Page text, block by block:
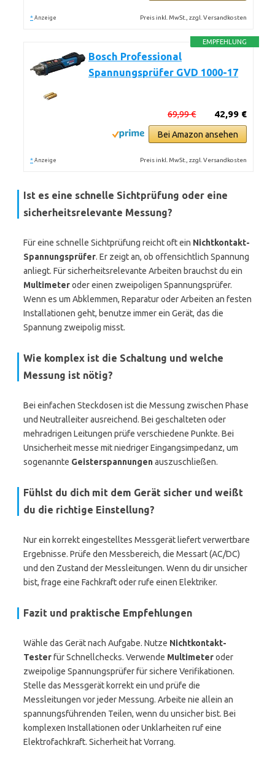
* Anzeige Preis inkl. MwSt., zzgl. Versandkosten
EMPFEHLUNG
Bosch Professional
Spannungsprüfer GVD 1000-17
42,99 €
69,99 €
Bei Amazon ansehen
* Anzeige Preis inkl. MwSt., zzgl. Versandkosten
Ist es eine schnelle Sichtprüfung oder eine
sicherheitsrelevante Messung?
Für eine schnelle Sichtprüfung reicht oft ein Nichtkontakt-
Spannungsprüfer. Er zeigt an, ob offensichtlich Spannung
anliegt. Für sicherheitsrelevante Arbeiten brauchst du ein
Multimeteroder einen zweipoligen Spannungsprüfer.
Wenn es um Abklemmen, Reparatur oder Arbeiten an festen
Installationen geht, benutze immer ein Gerät, das die
Spannung zweipolig misst.
Wie komplex ist die Schaltung und welche
Messung ist nötig?
Bei einfachen Steckdosen ist die Messung zwischen Phase
und Neutralleiter ausreichend. Bei geschalteten oder
mehradrigen Leitungen prüfe verschiedene Punkte. Bei
Unsicherheit messe mit niedriger Eingangsimpedanz, um
sogenannte Geisterspannungenauszuschließen.
Fühlst du dich mit dem Gerät sicher und weißt
du die richtige Einstellung?
Nur ein korrekt eingestelltes Messgerät liefert verwertbare
Ergebnisse. Prüfe den Messbereich, die Messart (AC/DC)
und den Zustand der Messleitungen. Wenn du dir unsicher
bist, frage eine Fachkraft oder rufe einen Elektriker.
Fazit und praktische Empfehlungen
Wähle das Gerät nach Aufgabe. Nutze Nichtkontakt-
Testerfür Schnellchecks. Verwende Multimeteroder
zweipolige Spannungsprüfer für sichere Verifikationen.
Stelle das Messgerät korrekt ein und prüfe die
Messleitungen vor jeder Messung. Arbeite nie allein an
spannungsführenden Teilen, wenn du unsicher bist. Bei
komplexen Installationen oder Unklarheiten ruf eine
Elektrofachkraft. Sicherheit hat Vorrang.